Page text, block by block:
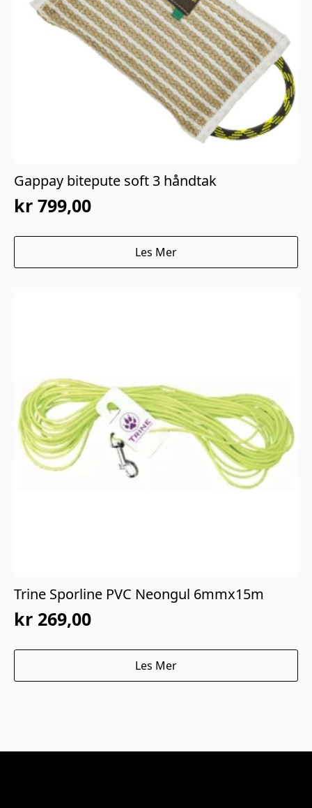
Gappay bitepute soft 3 håndtak
kr 799,00
Les Mer
Trine Sporline PVC Neongul 6mmx15m
kr 269,00
Les Mer